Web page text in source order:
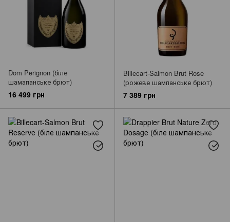
Dom Perignon (біле
шамапанське брют)
16 499 грн
Billecart-Salmon Brut Rose
(рожеве шампанське брют)
7 389 грн